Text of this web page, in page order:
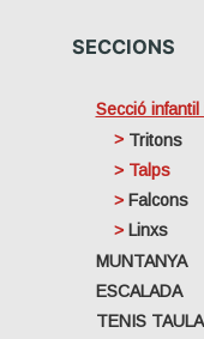
SECCIONS
Secció infantil
Tritons
Talps
Falcons
Linxs
MUNTANYA
ESCALADA
TENIS TAULA